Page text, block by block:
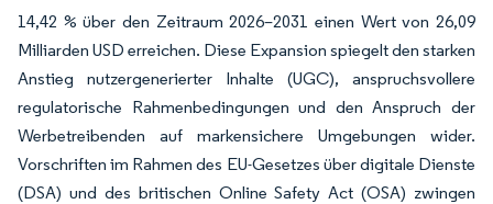
14,42 % über den Zeitraum 2026–2031 einen Wert von 26,09
Milliarden USD erreichen. Diese Expansion spiegelt den starken
Anstieg nutzergenerierter Inhalte (UGC), anspruchsvollere
regulatorische Rahmenbedingungen und den Anspruch der
Werbetreibenden auf markensichere Umgebungen wider.
Vorschriften im Rahmen des EU-Gesetzes über digitale Dienste
(DSA) und des britischen Online Safety Act (OSA) zwingen